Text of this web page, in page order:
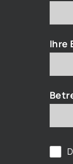
Ihre